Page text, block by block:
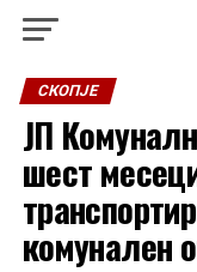
СКОПЈЕ
ЈП
шест
комунален